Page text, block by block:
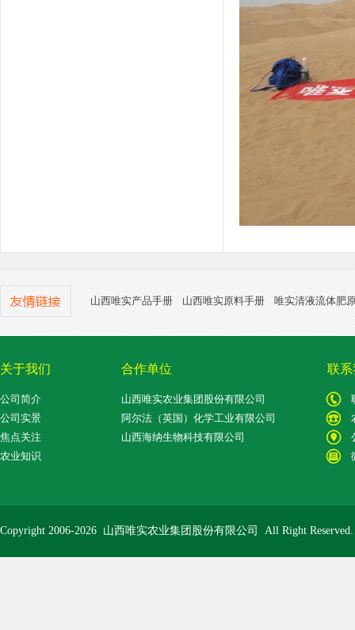
山西唯实产品手册 山西唯实原料手册 唯实清液流体肥
关于我们 合作单位 联
公司简介
公司实景
焦点关注
农业知识
山西唯实农业集团股份有限公司
阿尔法（英国）化学工业有限公司
山西海纳生物科技有限公司
Copyright 2006-2026 山西唯实农业集团股份有限公司 All Right